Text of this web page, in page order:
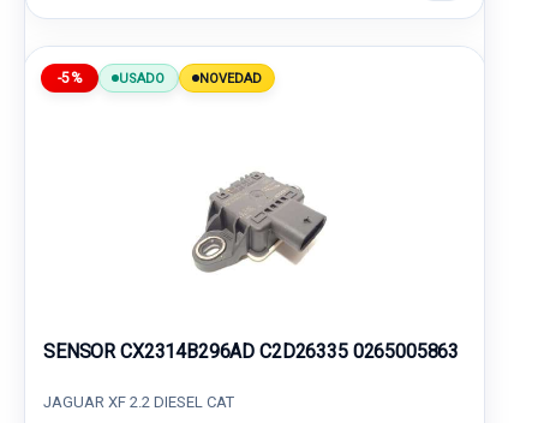
-5% USADO NOVEDAD
SENSOR CX2314B296AD C2D26335 0265005863
JAGUAR XF 2.2 DIESEL CAT